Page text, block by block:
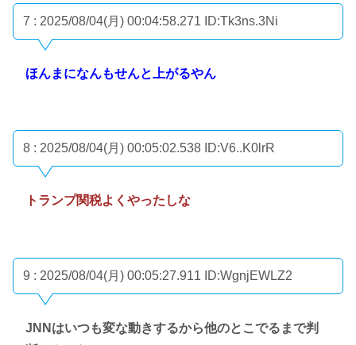
7 : 2025/08/04(月) 00:04:58.271 ID:Tk3ns.3Ni
ほんまになんもせんと上がるやん
8 : 2025/08/04(月) 00:05:02.538 ID:V6..K0lrR
トランプ関税よくやったしな
9 : 2025/08/04(月) 00:05:27.911 ID:WgnjEWLZ2
JNNはいつも変な動きするから他のとこでるまで判